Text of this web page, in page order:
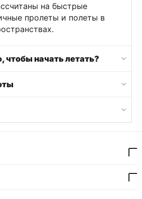
на быстрые
пролеты и полеты в
чтобы начать летать?